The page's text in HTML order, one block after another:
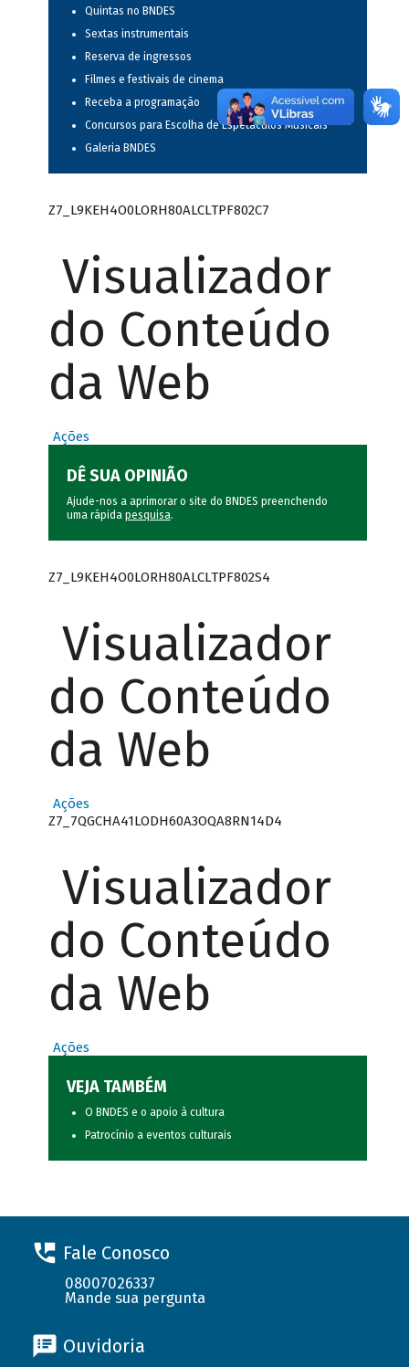
Quintas no BNDES
Sextas instrumentais
Reserva de ingressos
Filmes e festivais de cinema
Receba a programação
Concursos para Escolha de Espetáculos Musicais
Galeria BNDES
Z7_L9KEH4O0LORH80ALCLTPF802C7
Visualizador
do Conteúdo
da Web
Ações
DÊ SUA OPINIÃO
Ajude-nos a aprimorar o site do BNDES preenchendo
uma rápida pesquisa.
Z7_L9KEH4O0LORH80ALCLTPF802S4
Visualizador
do Conteúdo
da Web
Ações
Z7_7QGCHA41LODH60A3OQA8RN14D4
Visualizador
do Conteúdo
da Web
Ações
VEJA TAMBÉM
O BNDES e o apoio à cultura
Patrocínio a eventos culturais
Fale Conosco
08007026337
Mande sua pergunta
Ouvidoria